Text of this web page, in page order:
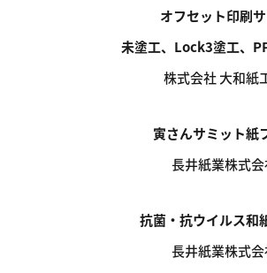
オフセット印刷
未塗工、Lock3塗工、
株式会社 大和紙
寅さんサミット紙
長井紙業株式
抗菌・抗ウイルス和
長井紙業株式